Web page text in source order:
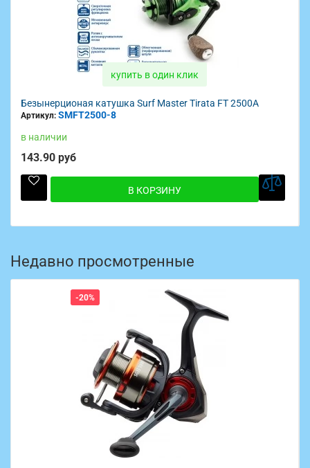
купить в один клик
Безынерционая катушка Surf Master Tirata FT 2500A
Артикул: SMFT2500-8
в наличии
143.90 руб
В КОРЗИНУ
Недавно просмотренные
-20%